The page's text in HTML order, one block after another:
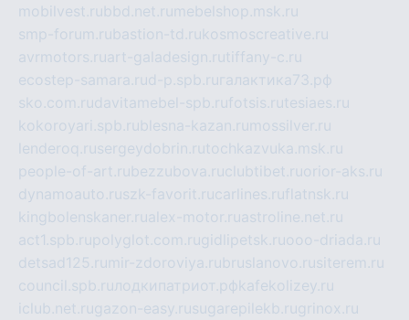
mobilvest.rubbd.net.ru mebelshop.msk.ru
smp-forum.rubastion-td.rukosmoscreative.ru
avrmotors.ruart-galadesign.rutiffany-c.ru
ecostep-samara.rud-p.spb.ru галактика73.рф
sko.com.rudavitamebel-spb.rufotsis.rutesiaes.ru
kokoroyari.spb.rublesna-kazan.ru mossilver.ru
lenderoq.rusergeydobrin.rutochkazvuka.msk.ru
people-of-art.rubezzubova.ruclubtibet.ruorior-aks.ru
dynamoauto.ruszk-favorit.rucarlines.ruflatnsk.ru
kingbolenskaner.rualex-motor.ruastroline.net.ru
act1.spb.rupolyglot.com.rugidlipetsk.ruooo-driada.ru
detsad125.ru mir-zdoroviya.rubruslanovo.rusiterem.ru
council.spb.ruлодкипатриот.рфkafekolizey.ru
iclub.net.rugazon-easy.rusugarepilekb.rugrinox.ru